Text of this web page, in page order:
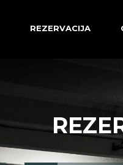
REZERVACIJA